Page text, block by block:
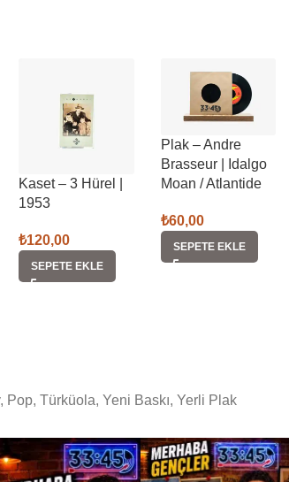
Kaset – 3 Hürel |
1953
₺120,00
SEPETE EKLE
Plak – Andre
Brasseur | Idalgo
Moan / Atlantide
₺60,00
SEPETE EKLE
, Pop, Türküola, Yeni Baskı, Yerli Plak